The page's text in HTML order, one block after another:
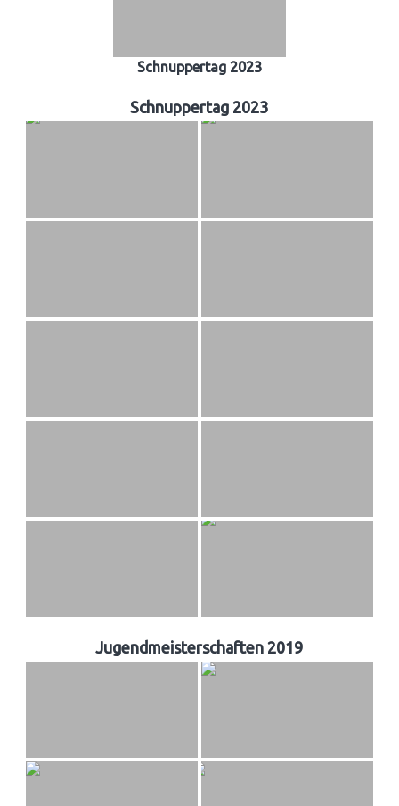
Schnuppertag 2023
Schnuppertag 2023
Jugendmeisterschaften 2019